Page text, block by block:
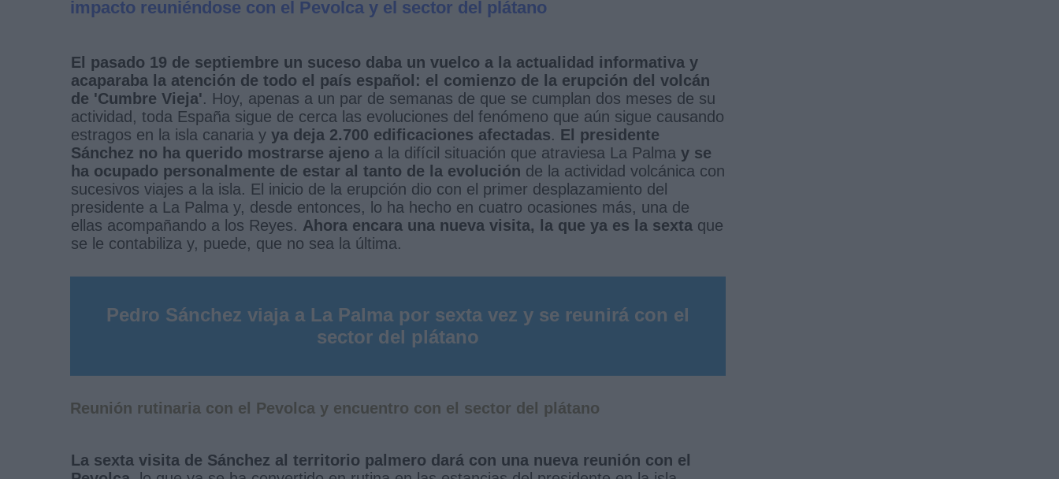
impacto reuniéndose con el Pevolca y el sector del plátano
El pasado 19 de septiembre un suceso daba un vuelco a la actualidad informativa y
acaparaba la atención de todo el país español: el comienzo de la erupción del volcán
de 'Cumbre Vieja'. Hoy, apenas a un par de semanas de que se cumplan dos meses de su
actividad, toda España sigue de cerca las evoluciones del fenómeno que aún sigue causando
estragos en la isla canaria y ya deja 2.700 edificaciones afectadas. El presidente
Sánchez no ha querido mostrarse ajeno a la difícil situación que atraviesa La Palma y se
ha ocupado personalmente de estar al tanto de la evolución de la actividad volcánica con
sucesivos viajes a la isla. El inicio de la erupción dio con el primer desplazamiento del
presidente a La Palma y, desde entonces, lo ha hecho en cuatro ocasiones más, una de
ellas acompañando a los Reyes. Ahora encara una nueva visita, la que ya es la sexta que
se le contabiliza y, puede, que no sea la última.
Pedro Sánchez viaja a La Palma por sexta vez y se reunirá con el
sector del plátano
Reunión rutinaria con el Pevolca y encuentro con el sector del plátano
La sexta visita de Sánchez al territorio palmero dará con una nueva reunión con el